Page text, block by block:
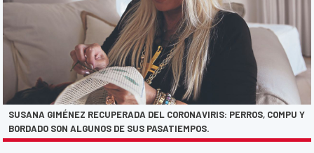
SUSANA GIMÉNEZ RECUPERADA DEL CORONAVIRIS: PERROS, COMPU Y
BORDADO SON ALGUNOS DE SUS PASATIEMPOS.